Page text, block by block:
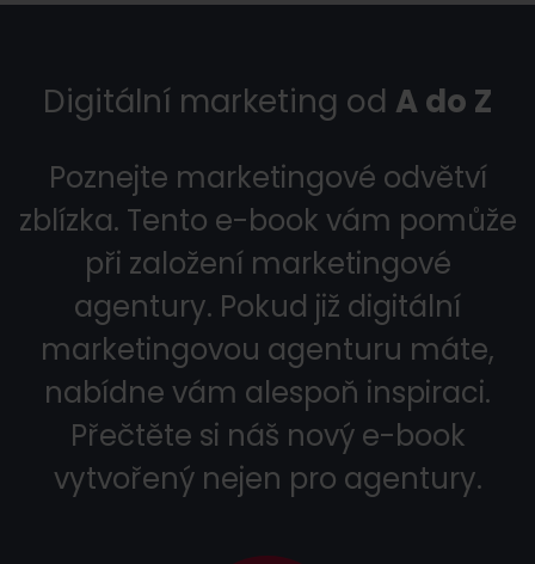
Digitální marketing od A do Z
Poznejte marketingové odvětví
zblízka. Tento e-book vám pomůže
při založení marketingové
agentury. Pokud již digitální
marketingovou agenturu máte,
nabídne vám alespoň inspiraci.
Přečtěte si náš nový e-book
vytvořený nejen pro agentury.